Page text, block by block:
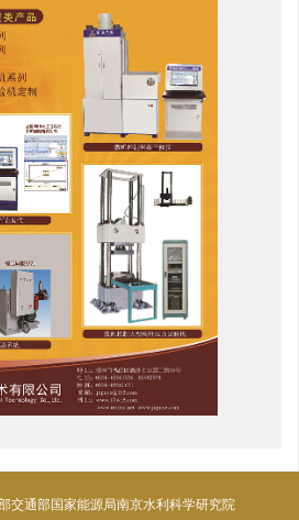
交通部国家能源局南京水利科学研究院